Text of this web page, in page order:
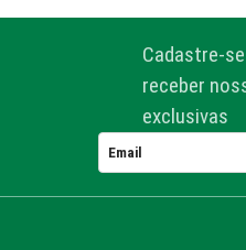
Cadastre-
receber
exclusivas